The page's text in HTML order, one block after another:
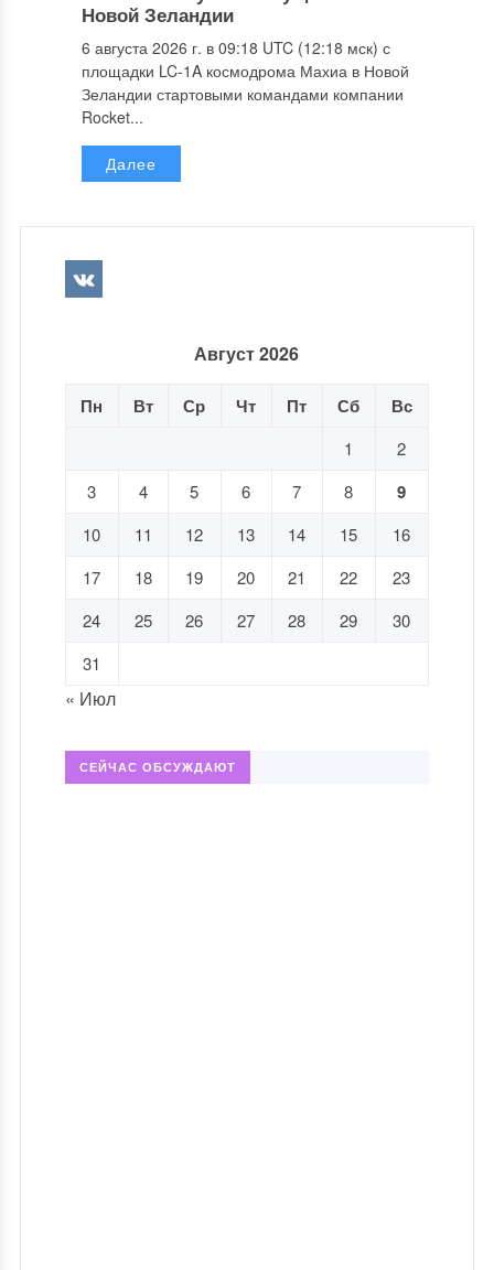
Новой Зеландии
6 августа 2026 г. в 09:18 UTC (12:18 мск) с
площадки LC-1A космодрома Махиа в Новой
Зеландии стартовыми командами компании
Rocket...
Далее
Август 2026
Пн Вт Ср Чт Пт Сб Вс
1
2
3
4 5 6 7 8 9
10 11 12 13 14 15
16
17
18 19 20 21 22
23
24
25 26 27 28 29
30
31
« Июл
СЕЙЧАС ОБСУЖДАЮТ